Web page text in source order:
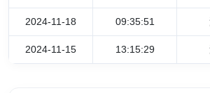
2024-11-18 09:35:51
2024-11-15 13:15:29